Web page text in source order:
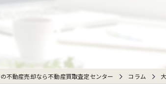
不動産売却なら不動産買取査定センター コラム